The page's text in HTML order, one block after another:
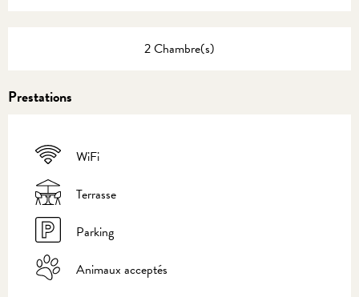
2 Chambre(s)
Prestations
WiFi
Terrasse
Parking
Animaux acceptés